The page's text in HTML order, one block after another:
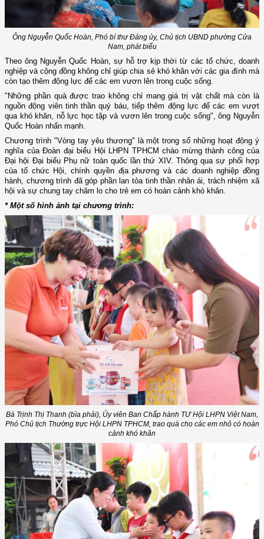
Ông Nguyễn Quốc Hoàn, Phó bí thư Đảng ủy, Chủ tịch UBND phường Cửa
Nam, phát biểu
Theo ông Nguyễn Quốc Hoàn, sự hỗ trợ kịp thời từ các tổ chức, doanh
nghiệp và cộng đồng không chỉ giúp chia sẻ khó khăn với các gia đình mà
còn tạo thêm động lực để các em vươn lên trong cuộc sống.
"Những phần quà được trao không chỉ mang giá trị vật chất mà còn là
nguồn động viên tinh thần quý báu, tiếp thêm động lực để các em vượt
qua khó khăn, nỗ lực học tập và vươn lên trong cuộc sống", ông Nguyễn
Quốc Hoàn nhấn mạnh.
Chương trình "Vòng tay yêu thương" là một trong số những hoạt động ý
nghĩa của Đoàn đại biểu Hội LHPN TPHCM chào mừng thành công của
Đại hội Đại biểu Phụ nữ toàn quốc lần thứ XIV. Thông qua sự phối hợp
của tổ chức Hội, chính quyền địa phương và các doanh nghiệp đồng
hành, chương trình đã góp phần lan tỏa tinh thần nhân ái, trách nhiệm xã
hội và sự chung tay chăm lo cho trẻ em có hoàn cảnh khó khăn.
* Một số hình ảnh tại chương trình:
Bà Trịnh Thị Thanh (bìa phải), Ủy viên Ban Chấp hành TƯ Hội LHPN Việt Nam,
Phó Chủ tịch Thường trực Hội LHPN TPHCM, trao quà cho các em nhỏ có hoàn
cảnh khó khăn